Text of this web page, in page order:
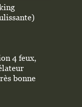
4 feux,
bonne